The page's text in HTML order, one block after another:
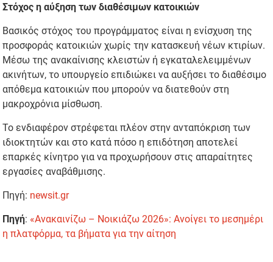
Στόχος η αύξηση των διαθέσιμων κατοικιών
Βασικός στόχος του προγράμματος είναι η ενίσχυση της
προσφοράς κατοικιών χωρίς την κατασκευή νέων κτιρίων.
Μέσω της ανακαίνισης κλειστών ή εγκαταλελειμμένων
ακινήτων, το υπουργείο επιδιώκει να αυξήσει το διαθέσιμο
απόθεμα κατοικιών που μπορούν να διατεθούν στη
μακροχρόνια μίσθωση.
Το ενδιαφέρον στρέφεται πλέον στην ανταπόκριση των
ιδιοκτητών και στο κατά πόσο η επιδότηση αποτελεί
επαρκές κίνητρο για να προχωρήσουν στις απαραίτητες
εργασίες αναβάθμισης.
Πηγή: newsit.gr
Πηγή: «Ανακαινίζω – Νοικιάζω 2026»: Ανοίγει το μεσημέρι
η πλατφόρμα, τα βήματα για την αίτηση